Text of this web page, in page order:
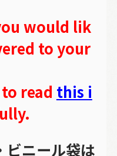
would lik
to your
read this i
ビニール袋は